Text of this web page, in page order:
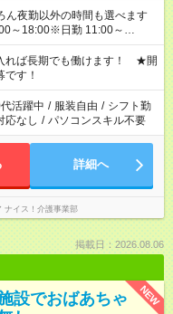
ん夜勤以外の時間も選べます
～18:00※日勤 11:00～
る施設もあるので、ご希望が
。勤務地により実働時間が異
必要な場合も遠慮なくご相談
れば長期でも働けます！ ★開
す！
活躍中 / 服装自由 / シフト勤
応なし / パソコンスキル不要
詳細へ
ナイス！介護事業部
掲載日：2026.08.06
NEW
設でおばあちゃ